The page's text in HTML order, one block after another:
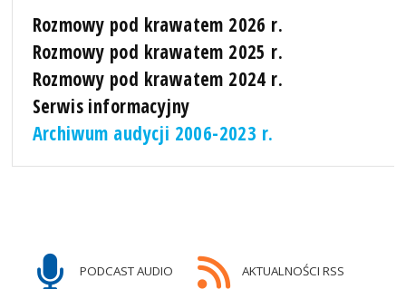
Rozmowy pod krawatem 2026 r.
Rozmowy pod krawatem 2025 r.
Rozmowy pod krawatem 2024 r.
Serwis informacyjny
Archiwum audycji 2006-2023 r.
PODCAST AUDIO AKTUALNOŚCI RSS